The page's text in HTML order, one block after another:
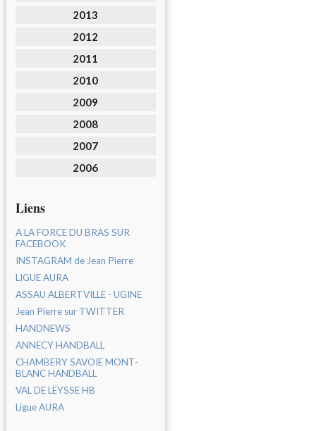
2013
2012
2011
2010
2009
2008
2007
2006
Liens
A LA FORCE DU BRAS SUR
FACEBOOK
INSTAGRAM de Jean Pierre
LIGUE AURA
ASSAU ALBERTVILLE - UGINE
Jean Pierre sur TWITTER
HANDNEWS
ANNECY HANDBALL
CHAMBERY SAVOIE MONT-
BLANC HANDBALL
VAL DE LEYSSE HB
Ligue AURA